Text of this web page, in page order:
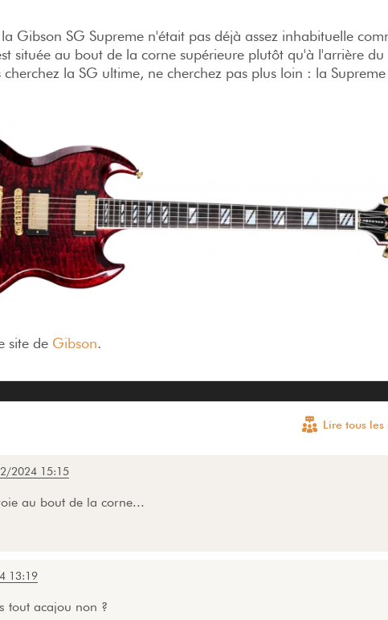
Gibson SG Supreme n'était pas déjà assez inhabituelle
située au bout de la corne supérieure plutôt qu'à l'arrière
cherchez la SG ultime, ne cherchez pas plus loin : la Supreme
site de Gibson.
Lire tous les
2024 15:15
au bout de la corne...
13:19
tout acajou non ?